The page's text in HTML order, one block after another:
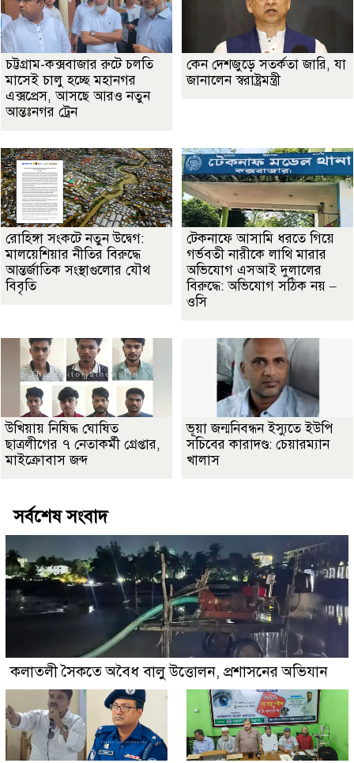
চট্টগ্রাম-কক্সবাজার রুটে চলতি
মাসেই চালু হচ্ছে মহানগর
এক্সপ্রেস, আসছে আরও নতুন
আন্তঃনগর ট্রেন
কেন দেশজুড়ে সতর্কতা জারি, যা
জানালেন স্বরাষ্ট্রমন্ত্রী
রোহিঙ্গা সংকটে নতুন উদ্বেগ:
মালয়েশিয়ার নীতির বিরুদ্ধে
আন্তর্জাতিক সংস্থাগুলোর যৌথ
বিবৃতি
টেকনাফে আসামি ধরতে গিয়ে
গর্ভবতী নারীকে লাথি মারার
অভিযোগ এসআই দুলালের
বিরুদ্ধে: অভিযোগ সঠিক নয় –
ওসি
উখিয়ায় নিষিদ্ধ ঘোষিত
ছাত্রলীগের ৭ নেতাকর্মী গ্রেপ্তার,
মাইক্রোবাস জব্দ
ভূয়া জন্মনিবন্ধন ইস্যুতে ইউপি
সচিবের কারাদণ্ড: চেয়ারম্যান
খালাস
সর্বশেষ সংবাদ
কলাতলী সৈকতে অবৈধ বালু উত্তোলন, প্রশাসনের অভিযান